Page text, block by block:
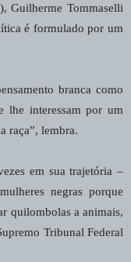
Guilherme Tommaselli
é formulado por um
branca como
lhe interessam por um
raça”, lembra.
em sua trajetória –
negras porque
quilombolas a animais,
Tribunal Federal